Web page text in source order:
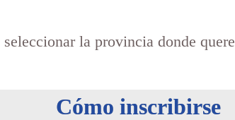
la provincia donde
Cómo inscribirse